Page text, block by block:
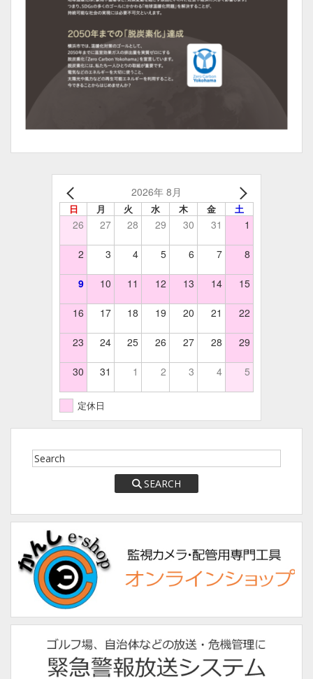
2026年 8月
日 月 火 水 木 金 土
26 27 28 29 30 31 1
2 3 4 5 6 7 8
9 10 11 12 13 14 15
16 17 18 19 20 21 22
23 24 25 26 27 28 29
30 31 1 2 3 4 5
定休日
SEARCH